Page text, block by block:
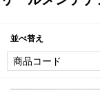
並べ替え